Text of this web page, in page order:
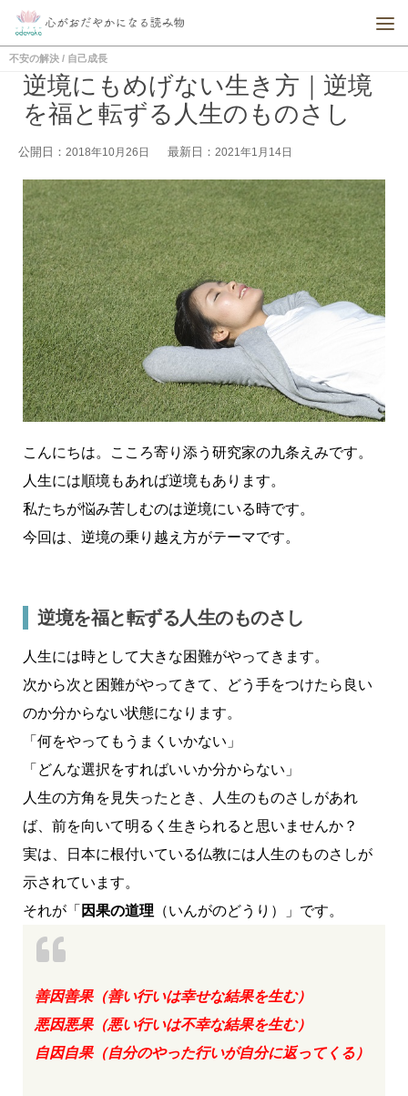
不安の解決 / 自己成長
逆境にもめげない生き方｜逆境
を福と転ずる人生のものさし
公開日： 2018年10月26日 最新日： 2021年1月14日
こんにちは。こころ寄り添う研究家の九条えみです。
人生には順境もあれば逆境もあります。
私たちが悩み苦しむのは逆境にいる時です。
今回は、逆境の乗り越え方がテーマです。
逆境を福と転ずる人生のものさし
人生には時として大きな困難がやってきます。
次から次と困難がやってきて、どう手をつけたら良い
のか分からない状態になります。
「何をやってもうまくいかない」
「どんな選択をすればいいか分からない」
人生の方角を見失ったとき、人生のものさしがあれ
ば、前を向いて明るく生きられると思いませんか？
実は、日本に根付いている仏教には人生のものさしが
示されています。
それが「 因果の道理 （いんがのどうり）」です。
善因善果（善い行いは幸せな結果を生む）
悪因悪果（悪い行いは不幸な結果を生む）
自因自果（自分のやった行いが自分に返ってくる）